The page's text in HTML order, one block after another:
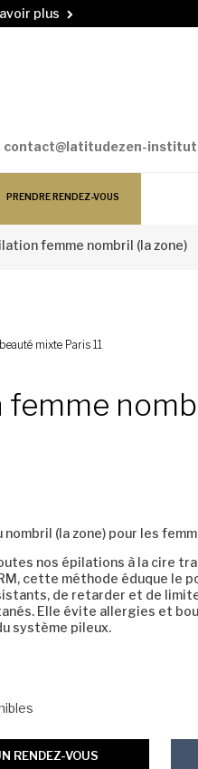
plus
contact@latitudezen-
PRENDRE RENDEZ-VOUS
femme nombril (la zone)
mixte Paris 11
(la zone) pour les
nos épilations à la cire
cette méthode éduque le
de retarder et de
Elle évite allergies et
système pileux.
RENDEZ-VOUS